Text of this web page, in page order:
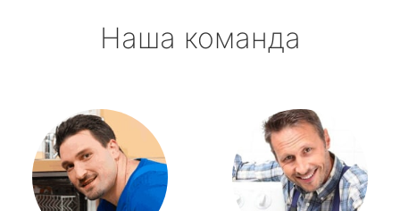
Наша команда